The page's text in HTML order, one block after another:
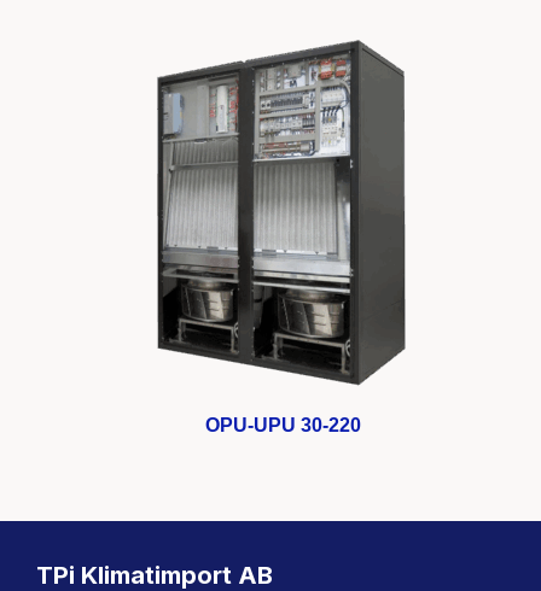
OPU-UPU 30-220
TPi Klimatimport AB